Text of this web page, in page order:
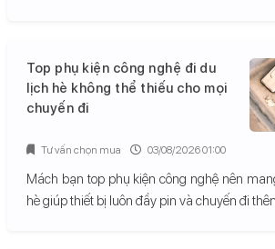
Top phụ kiện công nghệ đi du
lịch hè không thể thiếu cho mọi
chuyến đi
Mách bạn top phụ kiện công nghệ nên
hè giúp thiết bị luôn đầy pin và chuyến đi
Tư vấn chọn mua 03/08/2026 01:00